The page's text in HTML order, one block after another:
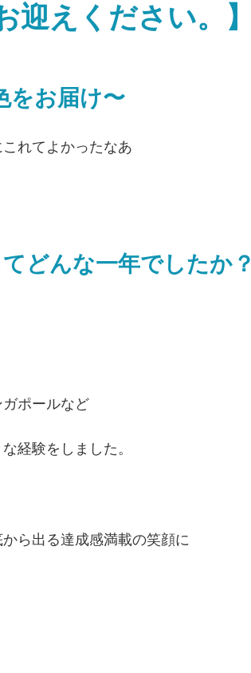
迎えください。】
をお届け〜
れてよかったなあ
どんな一年でしたか？
ポールなど
経験をしました。
ら出る達成感満載の笑顔に